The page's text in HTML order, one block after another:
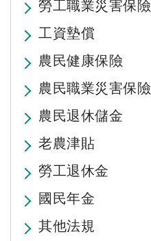
勞工職業災害保險
工資墊償
農民健康保險
農民職業災害保險
農民退休儲金
老農津貼
勞工退休金
國民年金
其他法規